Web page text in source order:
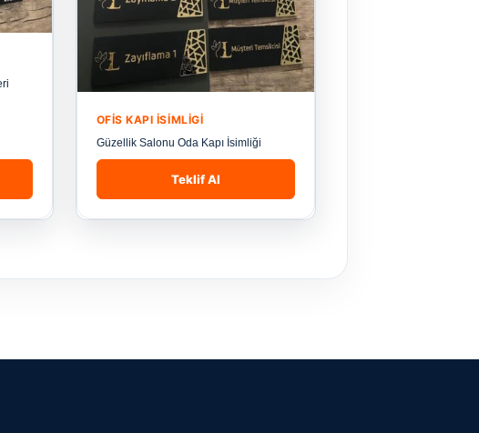
OFIS KAPI İSIMLIGI
Güzellik Salonu Oda Kapı İsimliği
Teklif Al